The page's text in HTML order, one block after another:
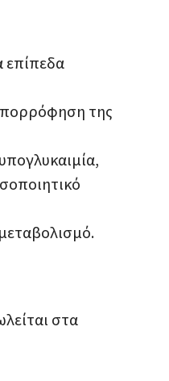
επίπεδα
της
στα